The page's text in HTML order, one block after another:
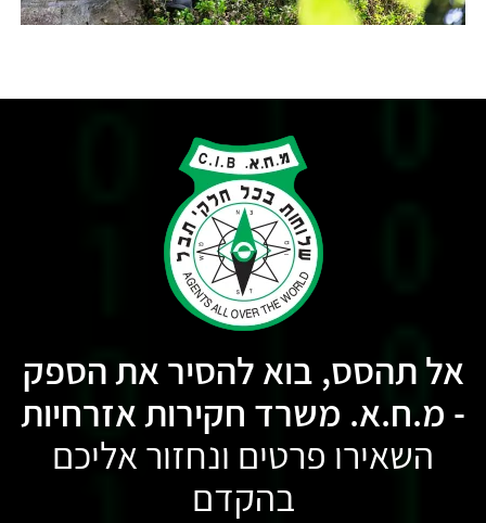
אל תהסס, בוא להסיר את הספק
- מ.ח.א. משרד חקירות אזרחיות
השאירו פרטים ונחזור אליכם
בהקדם